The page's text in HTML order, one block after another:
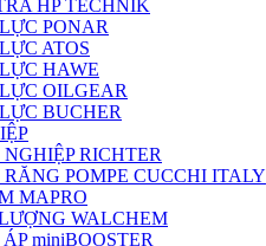
HP TECHNIK
PONAR
ATOS
HAWE
OILGEAR
BUCHER
RICHTER
POMPE CUCCHI ITALY
MAPRO
WALCHEM
miniBOOSTER